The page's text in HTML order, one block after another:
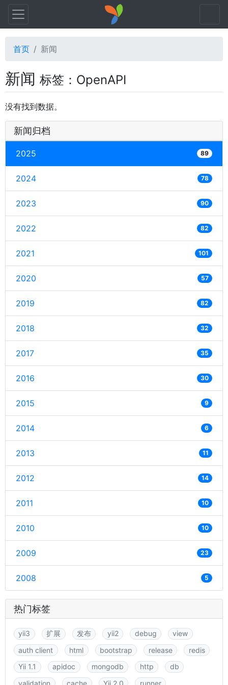
首页 新闻
新闻 标签：OpenAPI
没有找到数据。
新闻归档
2025 89
2024 78
2023 90
2022 82
2021 101
2020 57
2019 82
2018 32
2017 35
2016 30
2015 9
2014 6
2013 11
2012 14
2011 10
2010 10
2009 23
2008 5
热门标签
yii3 扩展 发布 yii2 debug
view
auth client
html bootstrap release
redis
Yii 1.1
apidoc mongodb http
db
validation
cache Yii 2.0 runner